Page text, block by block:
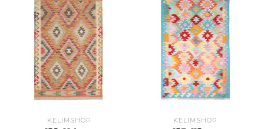
KELIMSHOP KELIMSHOP